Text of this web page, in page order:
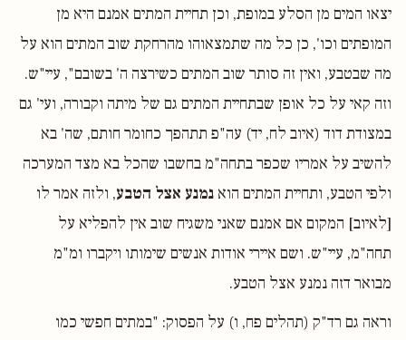
יצאו המים מן הסלע במופת, וכן תחיית המתים אמנם היא מן
המופתים וכו', כן כל מה שתמצאוהו מהרחקת שוב המתים הוא על
מה שבטבע, ואין זה סותר שוב המתים כשירצה ה' בשובם", עיי"ש.
וזה קאי על כל אופן שבתחיית המתים גם של מיתה וקבורה, ועי' גם
במצודת דוד (איוב לח, יד) עה"פ תתהפך כחומר חותם, שה' בא
להשיב על אמריו שכפר בתחה"מ בחשבו שהכל בא מצד המערכה
ולפי הטבע, ותחיית המתים הואנמנע אצל הטבע, ולזה אמר לו
[לאיוב] המקום אם אמנם שאני משגיח שוב אין להפליא על
תחה"מ, עיי"ש. ושם איירי אודות אנשים שימותו ויקברו ומ"מ
מבואר דזה נמנע אצל הטבע.
וראה גם רד"ק (תהלים פח, ו) על הפסוק: "במתים חפשי כמו